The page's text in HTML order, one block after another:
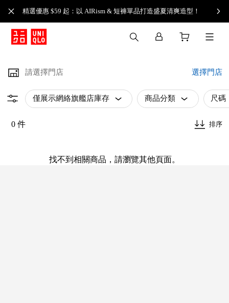
精選優惠 $59 起：以 AIRism & 短褲單品打造盛夏清爽造型！
請選擇門店 選擇門店
僅展示網絡旗艦店庫存 商品分類 尺碼
0 件 排序
找不到相關商品，請瀏覽其他頁面。